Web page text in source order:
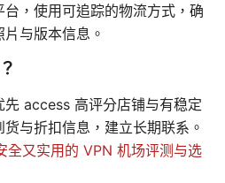
，使用可追踪的物流方式，确
与版本信息。
access 高评分店铺与有稳定
与折扣信息，建立长期联系。
全又实用的 VPN 机场评测与选